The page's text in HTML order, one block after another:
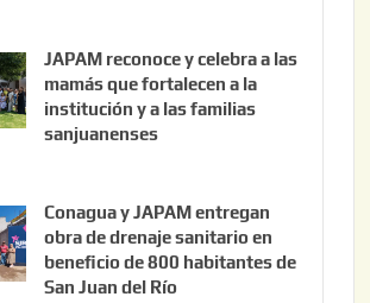
o
s
t
,
2
0
JAPAM reconoce y celebra a las
mamás que fortalecen a la
institución y a las familias
sanjuanenses
n
i
o
Conagua y JAPAM entregan
obra de drenaje sanitario en
beneficio de 800 habitantes de
San Juan del Río